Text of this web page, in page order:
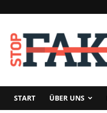
StopFake
START ÜBER UNS